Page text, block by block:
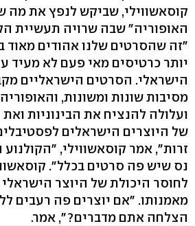
קוסאשווילי, שביקש לנפץ את מה
האופוריה" שבה שרויה תעשיית
"זה שהסרטים שלנו אהודים מאוד
יותר כרטיסים מאי פעם לא מעיד
הישראלי. הסרטים הישראליים
מסיבות שונות ומשונות,
ועלולה להנציח את הבינוניות
של היוצרים הישראלים
זרות", אמר קוסאשווילי,
נס שיש פה סרטים בכלל".
לחוסר היכולת של היוצר
מאמנותו. "אם יוצרים פה רעבים
הצלחה אתם מדברים?", אמר.